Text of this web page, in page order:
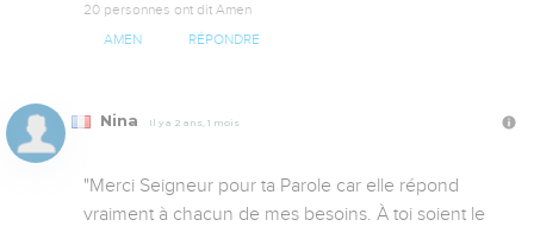
20 personnes ont dit Amen
AMEN RÉPONDRE
Nina Il y a 2 ans, 1 mois
"Merci Seigneur pour ta Parole car elle répond
vraiment à chacun de mes besoins. À toi soient le